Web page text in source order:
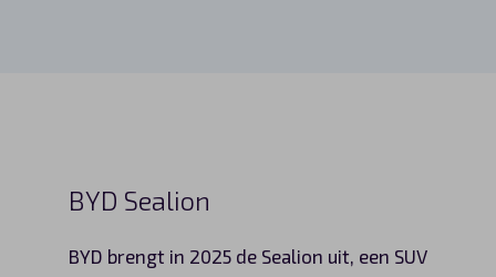
BYD Sealion
BYD brengt in 2025 de Sealion uit, een SUV